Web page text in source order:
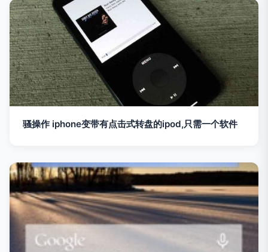
骚操作 iphone变带有点击式转盘的ipod,只需一个软件